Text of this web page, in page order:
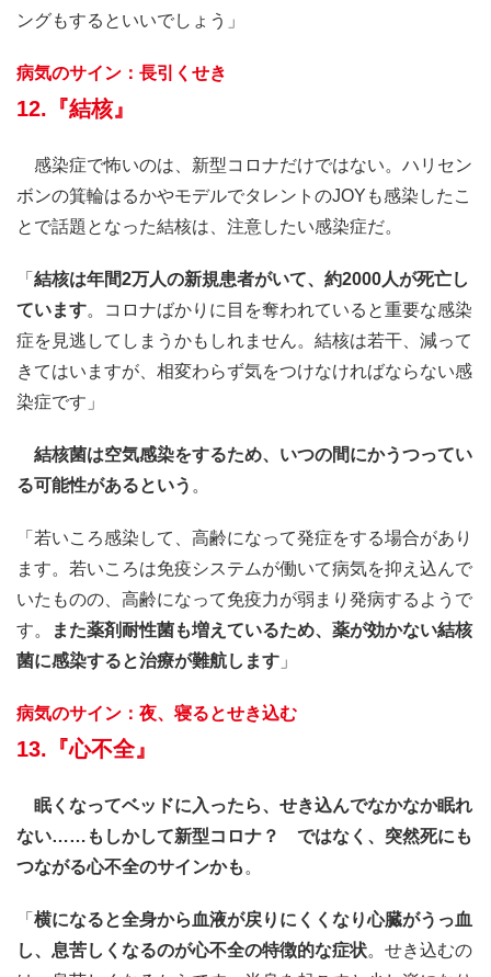
ングもするといいでしょう」
病気のサイン：長引くせき
12.『結核』
感染症で怖いのは、新型コロナだけではない。ハリセン
ボンの箕輪はるかやモデルでタレントのJOYも感染したこ
とで話題となった結核は、注意したい感染症だ。
「 結核は年間2万人の新規患者がいて、約2000人が死亡し
ています。コロナばかりに目を奪われていると重要な感染
症を見逃してしまうかもしれません。結核は若干、減って
きてはいますが、相変わらず気をつけなければならない感
染症です」
結核菌は空気感染をするため、いつの間にかうつってい
る可能性があるという 。
「若いころ感染して、高齢になって発症をする場合があり
ます。若いころは免疫システムが働いて病気を抑え込んで
いたものの、高齢になって免疫力が弱まり発病するようで
す。
また薬剤耐性菌も増えているため、薬が効かない結核
菌に感染すると治療が難航します 」
病気のサイン：夜、寝るとせき込む
13.『心不全』
眠くなってベッドに入ったら、せき込んでなかなか眠れ
ない……もしかして新型コロナ？ ではなく、突然死にも
つながる心不全のサインかも 。
「 横になると全身から血液が戻りにくくなり心臓がうっ血
し、息苦しくなるのが心不全の特徴的な症状。せき込むの